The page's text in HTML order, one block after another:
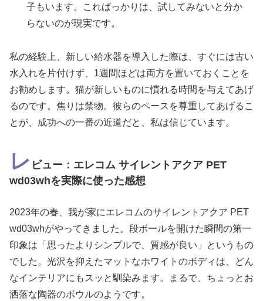
子もいます。こればっかりは、試してみないと分か
らないのが現実です。
私の経験上、新しい給水器を導入した際は、すぐには古い
水入れを片付けず、1週間ほどは両方を置いておくことを
お勧めします。猫が新しいものに慣れる時間を与えてあげ
るのです。焦りは禁物。彼らのペースを尊重してあげるこ
とが、成功への一番の近道だと、私は信じています。
レ ビュー：エレコム サイレントアクア PET
wd03whを実際に使った感想
2023年の春、我が家にエレコムのサイレントアクア PET
wd03whがやってきました。段ボールを開けた瞬間の第一
印象は「思ったよりシンプルで、質感が良い」というもの
でした。光沢を抑えたマットなホワイトのボディは、どん
なインテリアにもスッと馴染みます。まるで、ちょっとお
洒落な陶器のボウルのようです。